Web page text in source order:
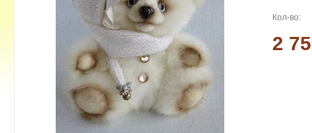
Кол-во:
2